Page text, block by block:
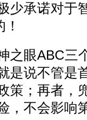
承诺对于
眼ABC三
是说不管是
策；再者，
，不会影响